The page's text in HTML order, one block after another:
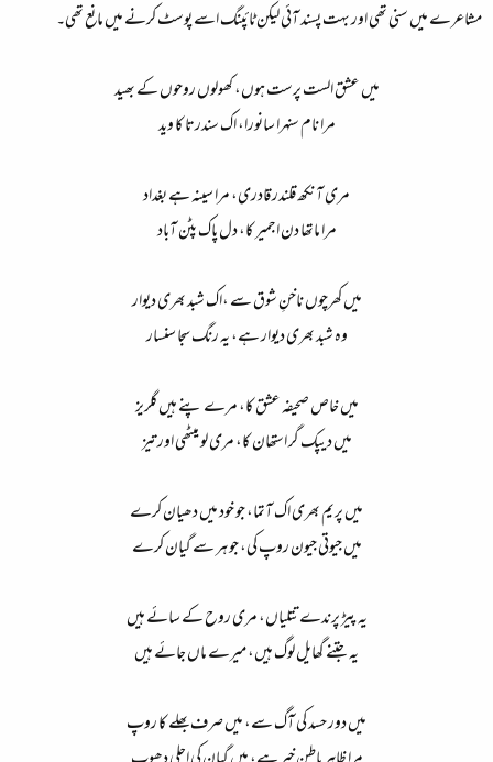
مشاعرے میں سنی تھی اور بہت پسند آئی لیکن ٹائپنگ اسے پوسٹ کرنے میں مانع تھی۔
میں عشق الست پرست ہوں، کھولوں روحوں کے بھید​
مرا نام سنہرا سانورا، اک سندرتا کا وید​
مری آنکھ قلندر قادری، مرا سینہ ہے بغداد​
مرا ماتھا دن اجمیر کا، دل پاک پٹن آباد​
میں کھرچوں ناخنِ شوق سے ،اک شبد بھری دیوار​
وہ شبد بھری دیوار ہے، یہ رنگ سجا سنسار​
میں خاص صحیفہ عشق کا، مرے پنے ہیں گلریز​
میں دیپک گر استھان کا، مری لو میٹھی اور تیز​
میں پریم بھری اک آتما، جو خود میں دھیان کرے​
میں جیوتی جیون روپ کی، جو ہر سے گیان کرے​
یہ پیڑ پرندے تتلیاں، مری روح کے سائے ہیں​
یہ جتنے گھایل لوگ ہیں، میرے ماں جائے ہیں​
میں دور حسد کی آگ سے، میں صرف بھلے کا روپ​